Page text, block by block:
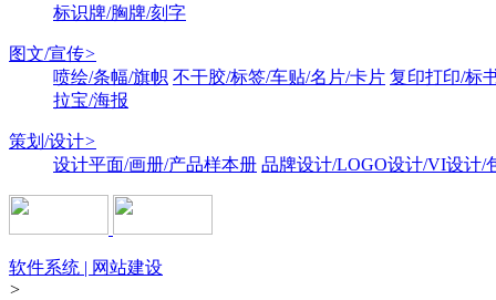
标识牌/胸牌/刻字
图文/宣传>
喷绘/条幅/旗帜 不干胶/标签/车贴/名片/卡片 复印打印/标
拉宝/海报
策划/设计>
设计平面/画册/产品样本册 品牌设计/LOGO设计/VI设计/
软件系统 | 网站建设
>